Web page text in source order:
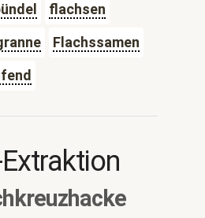
flachsen
Flachssamen